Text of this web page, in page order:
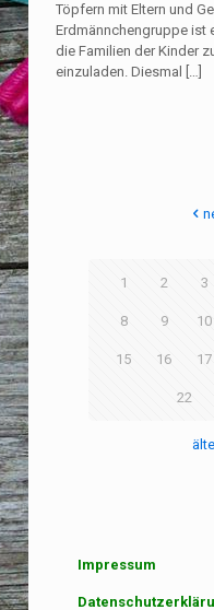
Töpfern mit Eltern und
Erdmännchengruppe ist
die Familien der Kinder
einzuladen. Diesmal
[…]
1 2 3
8 9 10
15 16 17
22
Impressum